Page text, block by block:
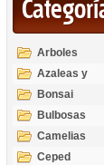
Arboles
Azaleas y
Rododendros
Bonsai
Bulbosas
Camelias
Ceped